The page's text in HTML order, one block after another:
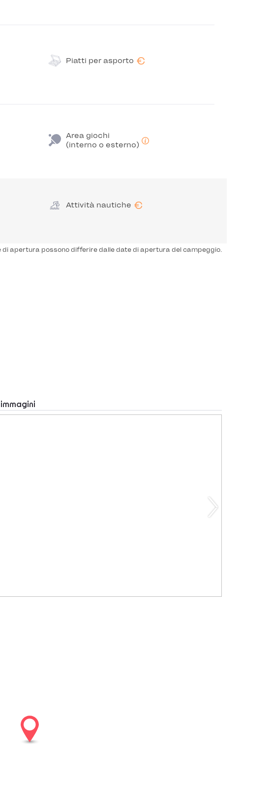
Piatti per asporto €
Area giochi
(interno o esterno)
Attività nautiche €
di apertura possono differire dalle date di apertura del campeggio.